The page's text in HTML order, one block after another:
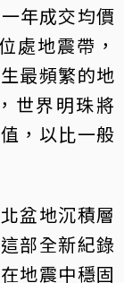
年成交均價
處地震帶，
最頻繁的地
世界明珠將
，以比一般
盆地沉積層
部全新紀錄
地震中穩固